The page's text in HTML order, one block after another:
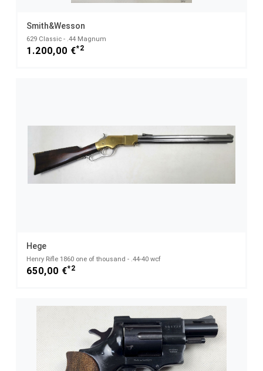
Smith&Wesson
629 Classic - .44 Magnum
1.200,00 €*2
Hege
Henry Rifle 1860 one of thousand - .44-40 wcf
650,00 €*2